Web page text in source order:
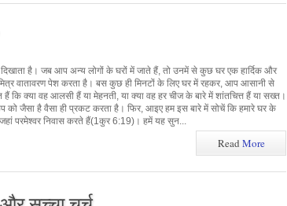
है। जब आप अन्य लोगों के घरों में जाते हैं, तो उनमें से कुछ घर एक हार्दिक और
वातावरण पेश करता है। बस कुछ ही मिनटों के लिए घर में रहकर, आप आसानी से
क्या वह आलसी हैं या मेहनती, या क्या वह हर चीज के बारे में शांतचित्त हैं या सख्त।
जैसा है वैसा ही प्रकट करता है। फिर, आइए हम इस बारे में सोचें कि हमारे घर के
परमेश्वर निवास करते हैं(1कुर 6:19)। हमें यह सुन...
ReadMore